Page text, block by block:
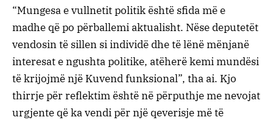
“Mungesa e vullnetit politik është sfida më e
madhe që po përballemi aktualisht. Nëse deputetët
vendosin të sillen si individë dhe të lënë mënjanë
interesat e ngushta politike, atëherë kemi mundësi
të krijojmë një Kuvend funksional”, tha ai. Kjo
thirrje për reflektim është në përputhje me nevojat
urgjente që ka vendi për një qeverisje më të